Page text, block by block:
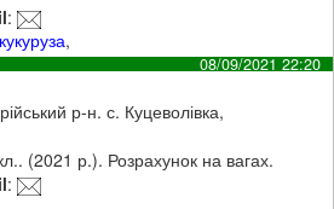
:
кукуруза,
08/09/2021 22:20
р-н. с. Куцеволівка,
(2021 р.). Розрахунок на вагах.
: